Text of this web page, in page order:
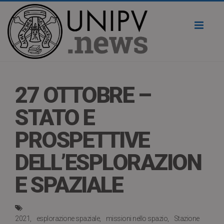
27 OTTOBRE –
STATO E
PROSPETTIVE
DELL’ESPLORAZION
E SPAZIALE
2021 esplorazione spaziale missioni nello spazio
Stazione